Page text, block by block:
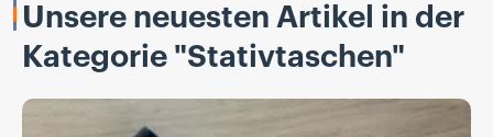
Unsere neuesten Artikel in der
Kategorie "Stativtaschen"